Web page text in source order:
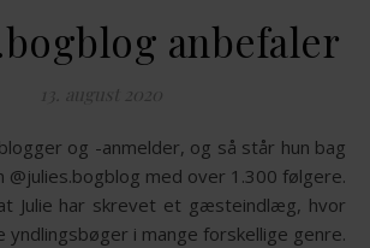
anbefaler
13. august 2020
@julies.bogblog med over 1.300 følgere.
Julie har skrevet et gæsteindlæg, hvor
yndlingsbøger i mange forskellige genre.